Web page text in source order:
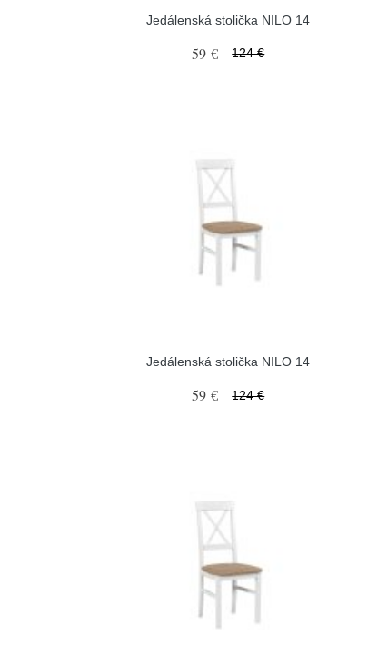
Jedálenská stolička NILO 14
59 € 124 €
Jedálenská stolička NILO 14
59 € 124 €